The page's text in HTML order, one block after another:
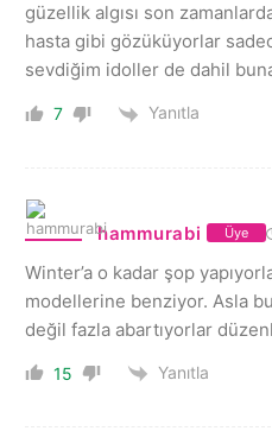
güzellik algısı son
hasta gibi gözüküyorlar
sevdiğim idoller de dahil
7 Yanıtla
hammurabi Üye
Winter’a o kadar şop
modellerine benziyor. Asla
değil fazla abartıyorlar
15 Yanıtla